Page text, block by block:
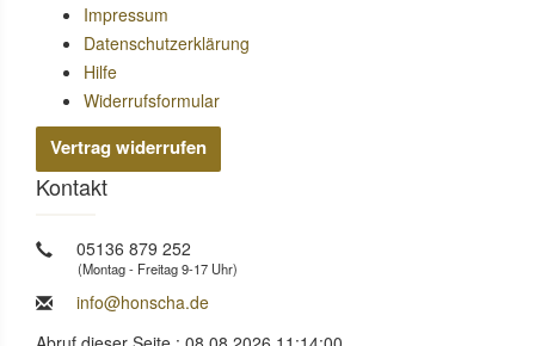
Impressum
Datenschutzerklärung
Hilfe
Widerrufsformular
Vertrag widerrufen
Kontakt
05136 879 252
(Montag - Freitag 9-17 Uhr)
info@honscha.de